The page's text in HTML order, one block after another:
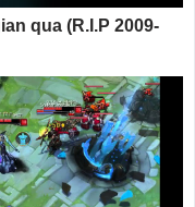
qua (R.I.P 2009-